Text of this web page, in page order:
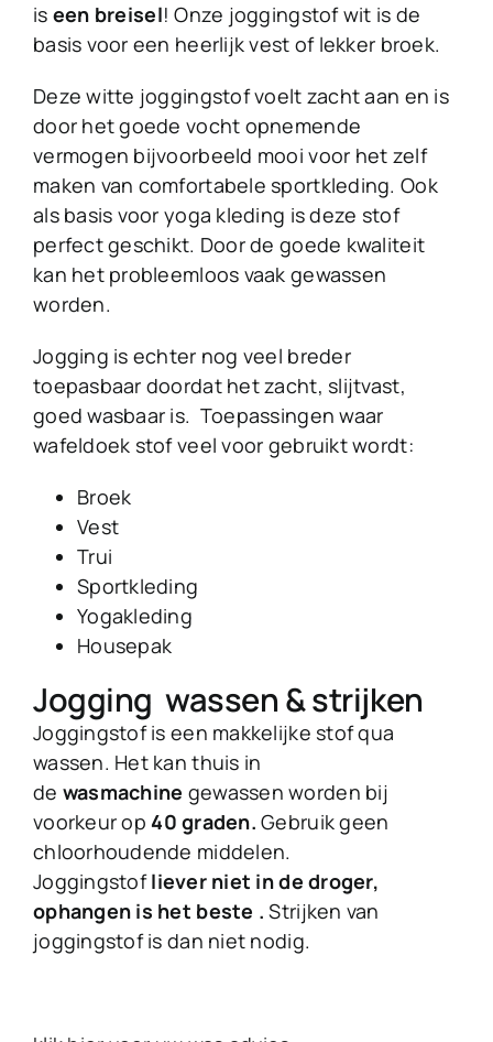
is een breisel! Onze joggingstof wit is de
basis voor een heerlijk vest of lekker broek.
Deze witte joggingstof voelt zacht aan en is
door het goede vocht opnemende
vermogen bijvoorbeeld mooi voor het zelf
maken van comfortabele sportkleding. Ook
als basis voor yoga kleding is deze stof
perfect geschikt. Door de goede kwaliteit
kan het probleemloos vaak gewassen
worden.
Jogging is echter nog veel breder
toepasbaar doordat het zacht, slijtvast,
goed wasbaar is. Toepassingen waar
wafeldoek stof veel voor gebruikt wordt:
Broek
Vest
Trui
Sportkleding
Yogakleding
Housepak
Jogging wassen & strijken
Joggingstof is een makkelijke stof qua
wassen. Het kan thuis in
de wasmachine gewassen worden bij
voorkeur op 40 graden. Gebruik geen
chloorhoudende middelen.
Joggingstofliever niet in de droger,
ophangen is het beste . Strijken van
joggingstof is dan niet nodig.